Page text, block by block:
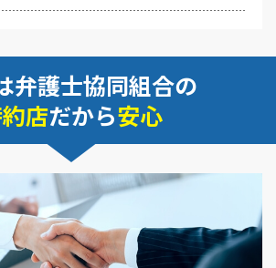
弁護士協同組合の
店だから安心